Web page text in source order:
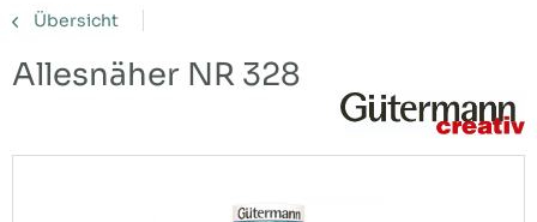
Übersicht
Allesnäher NR 328